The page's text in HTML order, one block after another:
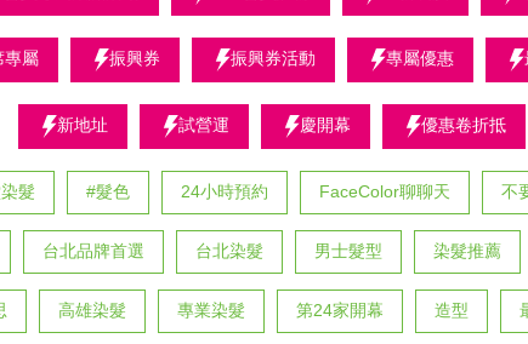
專屬 振興券 振興券活動 專屬優惠
新地址 試營運 慶開幕 優惠卷折抵
髮 #髮色 24小時預約 FaceColor聊聊天 不
台北品牌首選 台北染髮 男士髮型 染髮推薦
高雄染髮 專業染髮 第24家開幕 造型